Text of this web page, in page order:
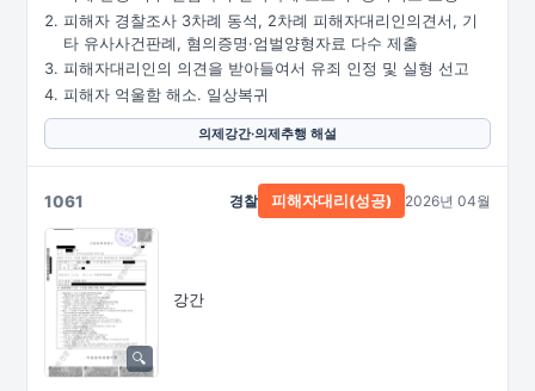
피해자 경찰조사 3차례 동석, 2차례 피해자대리인의견서, 기
타 유사사건판례, 혐의증명·엄벌양형자료 다수 제출
피해자대리인의 의견을 받아들여서 유죄 인정 및 실형 선고
피해자 억울함 해소. 일상복귀
의제강간·의제추행 해설
1061
강간
경찰 피해자대리(성공) 2026년 04월